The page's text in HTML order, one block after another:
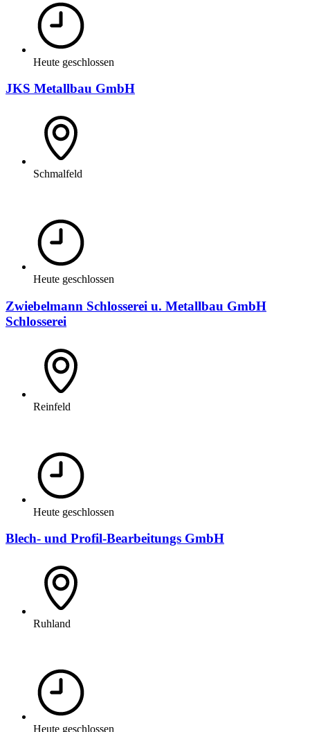
Heute geschlossen
JKS Metallbau GmbH
Schmalfeld
Heute geschlossen
Zwiebelmann Schlosserei u. Metallbau GmbH
Schlosserei
Reinfeld
Heute geschlossen
Blech- und Profil-Bearbeitungs GmbH
Ruhland
Heute geschlossen